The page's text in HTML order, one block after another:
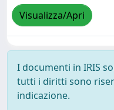
Visualizza/Apri
I documenti in IRIS
tutti i diritti sono
indicazione.